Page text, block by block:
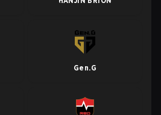
Gen.G